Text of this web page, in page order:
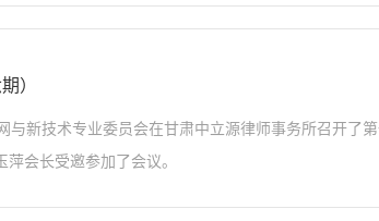
）
与新技术专业委员会在甘肃中立源律师事务所召开了
会长受邀参加了会议。